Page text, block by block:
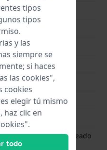
Himalaya
Himalaya 40 Chrono
2020 Primavera/Verano
analógico
No
5 Bar (Ducha)
Azul
Plateado, Plateado, Plateado
tipos
tipos
y las
siempre se
si haces
las cookies",
cookies
elegir tú mismo
haz clic en
todo